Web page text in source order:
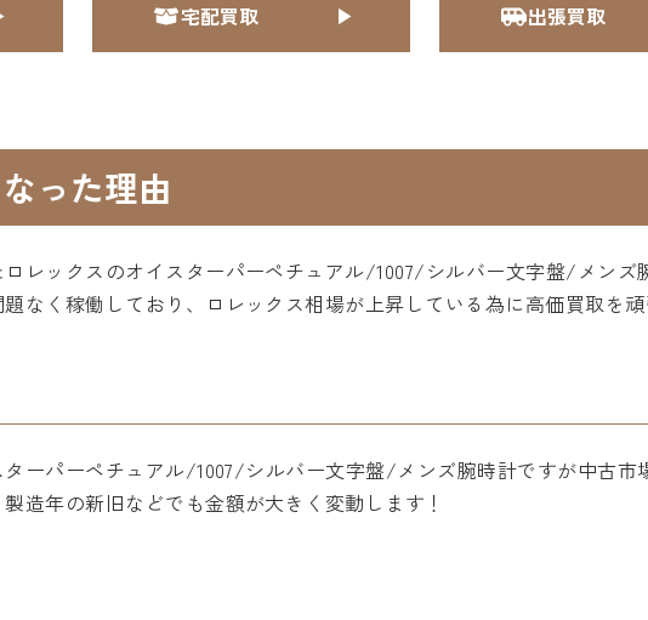
宅配買取 出張買取
った理由
レックスのオイスターパーペチュアル/1007/シルバー文字盤/メンズ
なく稼働しており、ロレックス相場が上昇している為に高価買取を頑
ーパーペチュアル/1007/シルバー文字盤/メンズ腕時計ですが中古市
造年の新旧などでも金額が大きく変動します！